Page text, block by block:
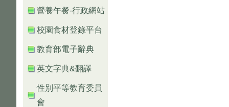
營養午餐-行政網站
校園食材登錄平台
教育部電子辭典
英文字典&翻譯
性別平等教育委員
會